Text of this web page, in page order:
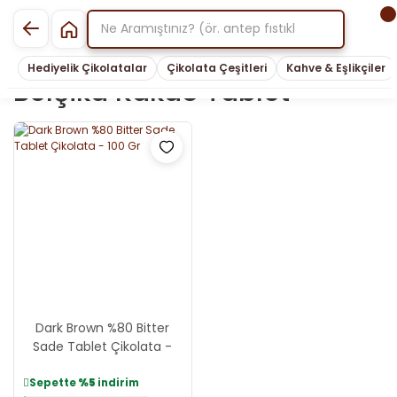
Hediyelik Çikolatalar Çikolata Çeşitleri Kahve & Eşlikçiler
Belçika Kakao Tablet
Dark Brown %80 Bitter
Sade Tablet Çikolata -
Sepette%5 indirim